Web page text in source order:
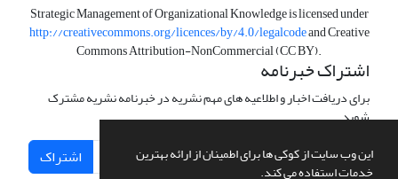
این وب سایت از کوکی ها برای اطمینان از ارائه بهترین
خدمات استفاده می کند.
Strategic Management of Organizational Knowledge is licensed under
http://creativecommons.org/licences/by/4.0/legalcodeand Creative
Commons Attribution-NonCommercial (CC BY).
اشتراک خبرنامه
برای دریافت اخبار و اطلاعیه های مهم نشریه در خبرنامه نشریه مشترک
شوید.
اشتراک